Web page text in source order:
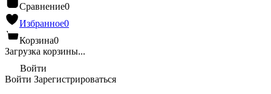
Сравнение0
Избранное0
Корзина0
Загрузка корзины...
Войти
Войти Зарегистрироваться